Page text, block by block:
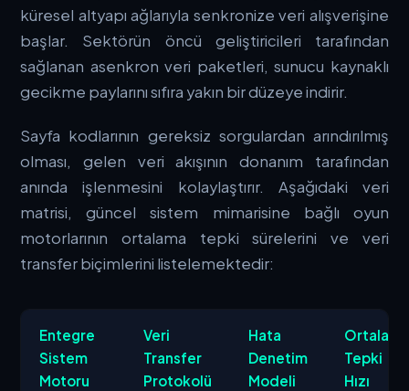
küresel altyapı ağlarıyla senkronize veri alışverişine
başlar. Sektörün öncü geliştiricileri tarafından
sağlanan asenkron veri paketleri, sunucu kaynaklı
gecikme paylarını sıfıra yakın bir düzeye indirir.
Sayfa kodlarının gereksiz sorgulardan arındırılmış
olması, gelen veri akışının donanım tarafından
anında işlenmesini kolaylaştırır. Aşağıdaki veri
matrisi, güncel sistem mimarisine bağlı oyun
motorlarının ortalama tepki sürelerini ve veri
transfer biçimlerini listelemektedir:
Entegre
Sistem
Motoru
Veri
Transfer
Protokolü
Hata
Denetim
Modeli
Tepki
Hızı